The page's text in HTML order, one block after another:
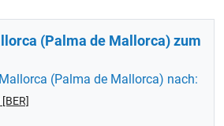
(Palma de Mallorca) zum
(Palma de Mallorca) nach: